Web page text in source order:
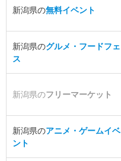
新潟県の無料イベント
新潟県のグルメ・フードフェ
ス
新潟県のフリーマーケット
新潟県のアニメ・ゲームイベ
ント